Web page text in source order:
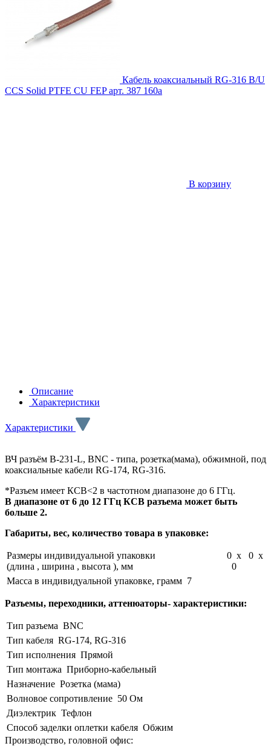
Кабель коаксиальный RG-316 B/U
CCS Solid PTFE CU FEP арт. 387 160a
В корзину
Описание
Характеристики
Характеристики
ВЧ разъём B-231-L, BNC - типа, розетка(мама), обжимной, под
коаксиальные кабели RG-174, RG-316.
*Разъем имеет КСВ<2 в частотном диапазоне до 6 ГГц.
В диапазоне от 6 до 12 ГГц КСВ разъема может быть
больше 2.
Габариты, вес, количество товара в упаковке:
Размеры индивидуальной упаковки
(длина , ширина , высота ), мм
0 x 0 x
0
Масса в индивидуальной упаковке, грамм 7
Разъемы, переходники, аттенюаторы- характеристики:
Тип разъема BNC
Тип кабеля RG-174, RG-316
Тип исполнения Прямой
Тип монтажа Приборно-кабельный
Назначение Розетка (мама)
Волновое сопротивление 50 Ом
Диэлектрик Тефлон
Способ заделки оплетки кабеля Обжим
Производство, головной офис: